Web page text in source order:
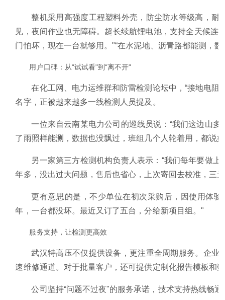
整机采用高强度工程塑料外壳，防尘防水等级高，
见，夜间作业也无障碍。超长续航锂电池，支持全天候连
门怕坏，现在一台就够用。"“在水泥地、沥青路都能测，
用户口碑：从“试试看"到“离不开"
在化工网、电力运维群和防雷检测论坛中，“接地电
名字，正被越来越多一线检测人员提及。
一位来自云南某电力公司的巡线员说：“我们这边山
了雨照样能测，数据也没飘过，班组几个人轮着用，都说
另一家第三方检测机构负责人表示：“我们每年要做
年多，没出过大问题，售后也省心，上次寄回去校准，三
更有意思的是，不少单位在初次采购后，因使用体
年，一台都没坏。最近又订了五台，分给新项目组。"
服务支持，让检测更高效
武汉特高压不仅提供设备，更注重全周期服务。企
速维修通道。对于批量客户，还可提供定制化报告模板和
公司坚持“问题不过夜"的服务承诺，技术支持热线畅